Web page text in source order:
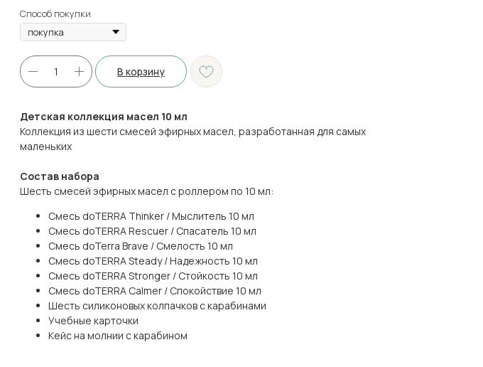
Способ покупки
В корзину
Детская коллекция масел 10 мл
Коллекция из шести смесей эфирных масел, разработанная для самых
маленьких
Состав набора
Шесть смесей эфирных масел с роллером по 10 мл:
Смесь doTERRA Thinker / Мыслитель 10 мл
Смесь doTERRA Rescuer / Спасатель 10 мл
Смесь doTerra Brave / Смелость 10 мл
Смесь doTERRA Steady / Надежность 10 мл
Смесь doTERRA Stronger / Стойкость 10 мл
Смесь doTERRA Calmer / Спокойствие 10 мл
Шесть силиконовых колпачков с карабинами
Учебные карточки
Кейс на молнии с карабином